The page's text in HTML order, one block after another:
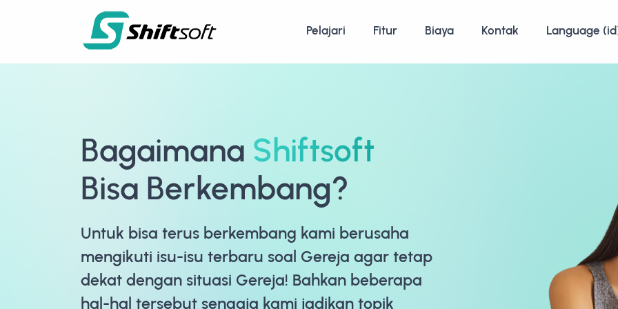
Pelajari Fitur Biaya Kontak Language
Bagaimana Shiftsoft
Bisa Berkembang?
Untuk bisa terus berkembang kami berusaha
mengikuti isu-isu terbaru soal Gereja agar tetap
dekat dengan situasi Gereja! Bahkan beberapa
hal-hal tersebut sengaja kami jadikan topik